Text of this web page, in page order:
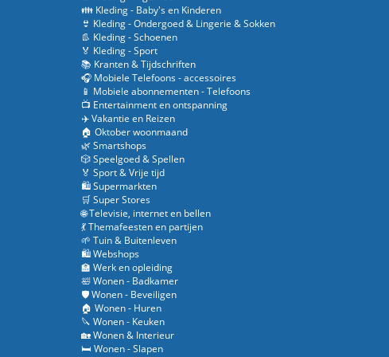
👪 Kleding - Baby's en Kinderen
👙 Kleding - Ondergoed & Lingerie & Sokken
👢 Kleding - Schoenen
🏅 Kleding - Sport
📚 Kranten & Tijdschriften
🎧 Mobiele Telefoons - accessoires
📱 Mobiele abonnementen - Telefoons
📺 Entertainment en ontspanning
✈️ Vakantie en Reizen
🏠 Oktober woonmaand
🌿 Smartshops
🎲 Speelgoed & Spellen
🏅 Sport & Vrije tijd
🛍️ Supermarkten
🛒 Super Stores
🌐 Televisie, internet en bellen
💃 Themafeesten en partijen
🌱 Tuin & Buitenleven
🛍️ Webshops
🏫 Werk en opleiding
🛀 Wonen - Badkamer
🛡️ Wonen - Beveiligen
🏠 Wonen - Huren
🔪 Wonen - Keuken
🏡 Wonen & Interieur
🛏️ Wonen - Slapen